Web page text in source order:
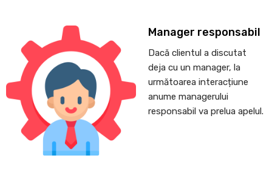
Manager responsabil
Dacă clientul a discutat
deja cu un manager, la
următoarea interacțiune
anume managerului
responsabil va prelua apelul.